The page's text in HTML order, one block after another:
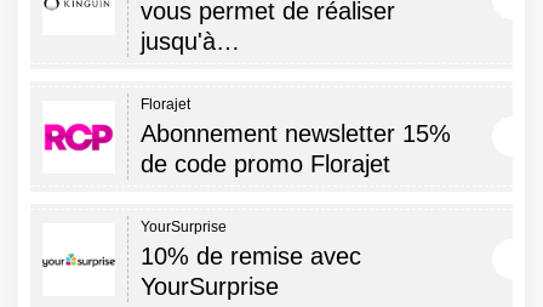
vous permet de réaliser
jusqu'à…
Florajet
Abonnement newsletter 15%
de code promo Florajet
YourSurprise
10% de remise avec
YourSurprise